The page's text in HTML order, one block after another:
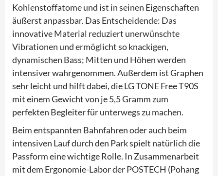
Kohlenstoffatome und ist in seinen Eigenschaften
äußerst anpassbar. Das Entscheidende: Das
innovative Material reduziert unerwünschte
Vibrationen und ermöglicht so knackigen,
dynamischen Bass; Mitten und Höhen werden
intensiver wahrgenommen. Außerdem ist Graphen
sehr leicht und hilft dabei, die LG TONE Free T90S
mit einem Gewicht von je 5,5 Gramm zum
perfekten Begleiter für unterwegs zu machen.
Beim entspannten Bahnfahren oder auch beim
intensiven Lauf durch den Park spielt natürlich die
Passform eine wichtige Rolle. In Zusammenarbeit
mit dem Ergonomie-Labor der POSTECH (Pohang